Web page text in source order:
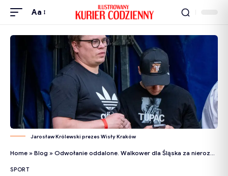
Aa
Jarosław Królewski prezes Wisły Kraków
Home » Blog » Odwołanie oddalone. Walkower dla Śląska za nierozegrany mecz z Wisłą podtrzymany
SPORT